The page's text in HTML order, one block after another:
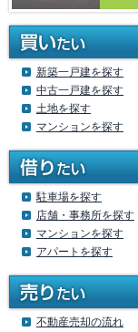
新築一戸建を探す
中古一戸建を探す
土地を探す
マンションを探す
駐車場を探す
店舗・事務所を探す
マンションを探す
アパートを探す
不動産売却の流れ